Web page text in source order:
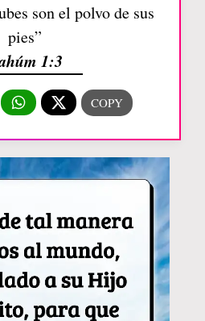
son el polvo de sus
pies”
1:3